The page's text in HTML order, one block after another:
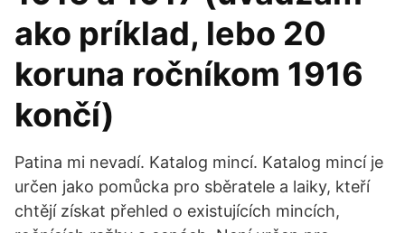
ako príklad, lebo 20
koruna ročníkom 1916
končí)
Patina mi nevadí. Katalog mincí. Katalog mincí je
určen jako pomůcka pro sběratele a laiky, kteří
chtějí získat přehled o existujících mincích,